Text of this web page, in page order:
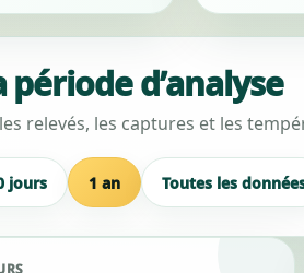
période d’analyse
relevés, les captures et les
jours 1 an Toutes les